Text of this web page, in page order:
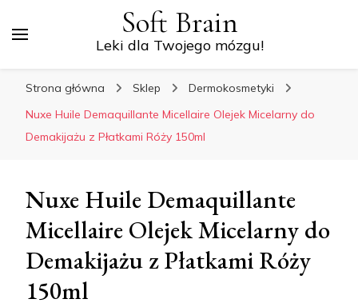
Soft Brain
Leki dla Twojego mózgu!
Strona główna Sklep
Dermokosmetyki
Nuxe Huile Demaquillante Micellaire Olejek Micelarny do
Demakijażu z Płatkami Róży 150ml
Nuxe Huile Demaquillante
Micellaire Olejek Micelarny do
Demakijażu z Płatkami Róży
150ml